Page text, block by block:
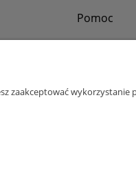
Pomoc
zaakceptować wykorzystanie